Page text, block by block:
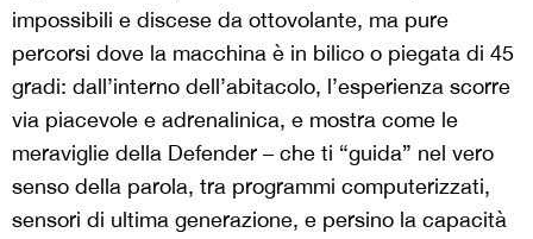
impossibili e discese da ottovolante, ma pure
percorsi dove la macchina è in bilico o piegata di 45
gradi: dall’interno dell’abitacolo, l’esperienza scorre
via piacevole e adrenalinica, e mostra come le
meraviglie della Defender – che ti “guida” nel vero
senso della parola, tra programmi computerizzati,
sensori di ultima generazione, e persino la capacità